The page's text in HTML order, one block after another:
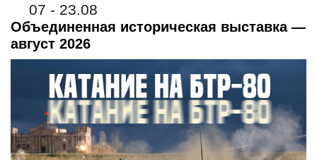
07 - 23.08
Объединенная историческая выставка —
август 2026